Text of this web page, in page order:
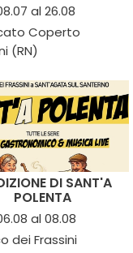
al 26.08
Coperto
(RN)
DI SANT'A
POLENTA
al 08.08
dei Frassini